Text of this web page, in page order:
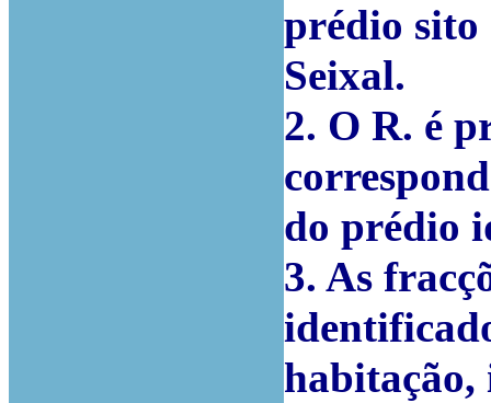
prédio sito
Seixal.
2. O R. é
do prédio
3. As